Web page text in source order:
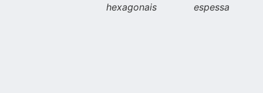
hexagonais
espessa